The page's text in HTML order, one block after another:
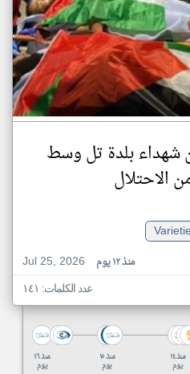
شهداء بلدة تل وسط
الاحتلال
Jul 25, 2026
منذ ١٢ يوم
عدد الكلمات: ١٤١
منذ ١٦
يوم
منذ ١٥
يوم
منذ ١٤
يوم